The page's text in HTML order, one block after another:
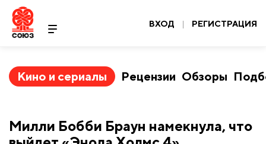
ВХОД | РЕГИСТРАЦИЯ
Кино и сериалы Рецензии Обзоры
Милли Бобби Браун намекнула, что